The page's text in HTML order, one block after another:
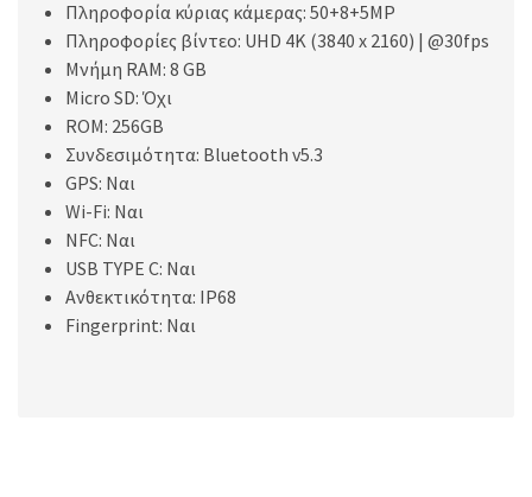
Πληροφορία κύριας κάμερας: 50+8+5MP
Πληροφορίες βίντεο: UHD 4K (3840 x 2160) | @30fps
Μνήμη RAM: 8 GB
Micro SD: Όχι
ROM: 256GB
Συνδεσιμότητα: Bluetooth v5.3
GPS: Ναι
Wi-Fi: Ναι
NFC: Ναι
USB TYPE C: Ναι
Ανθεκτικότητα: IP68
Fingerprint: Ναι